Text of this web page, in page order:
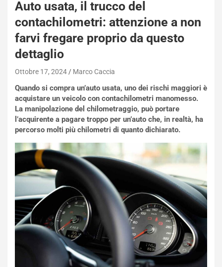
Auto usata, il trucco del
contachilometri: attenzione a non
farvi fregare proprio da questo
dettaglio
Ottobre 17, 2024 Marco Caccia
Quando si compra un’auto usata, uno dei rischi maggiori è
acquistare un veicolo con contachilometri manomesso.
La manipolazione del chilometraggio, può portare
l’acquirente a pagare troppo per un’auto che, in realtà, ha
percorso molti più chilometri di quanto dichiarato.